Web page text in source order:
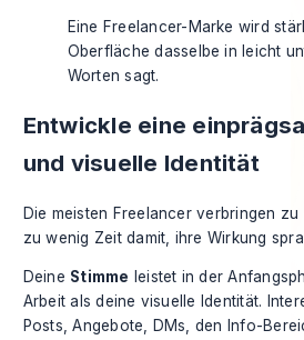
Eine Freelancer-Marke wird
Oberfläche dasselbe in leicht
Worten sagt.
Entwickle eine
und visuelle Identität
Die meisten Freelancer verbringen
zu wenig Zeit damit, ihre Wirkung
Deine Stimme leistet in der
Arbeit als deine visuelle Identität.
Posts, Angebote, DMs, den Info-